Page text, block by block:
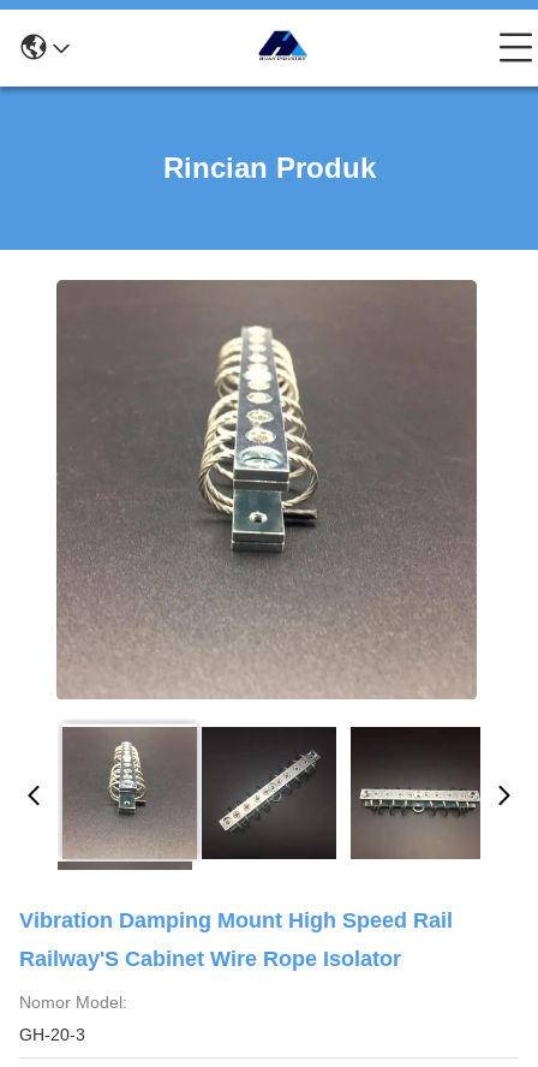
Rincian Produk
Vibration Damping Mount High Speed Rail
Railway'S Cabinet Wire Rope Isolator
Nomor Model:
GH-20-3